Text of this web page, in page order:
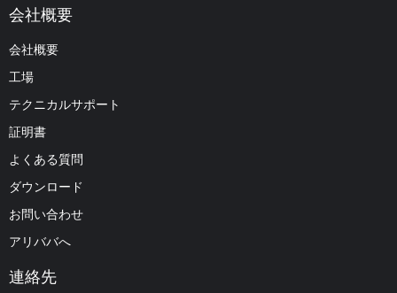
会社概要
会社概要
工場
テクニカルサポート
証明書
よくある質問
ダウンロード
お問い合わせ
アリババへ
連絡先